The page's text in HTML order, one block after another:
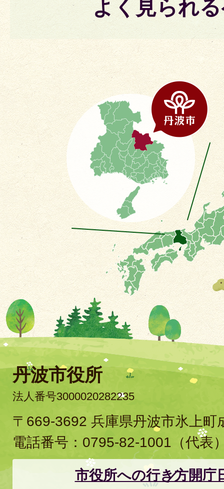
よく見られ
丹波市役所
法人番号3000020282235
〒669-3692 兵庫県丹波市氷上町
電話番号： 0795-82-1001 （代表
市役所への行き方開庁